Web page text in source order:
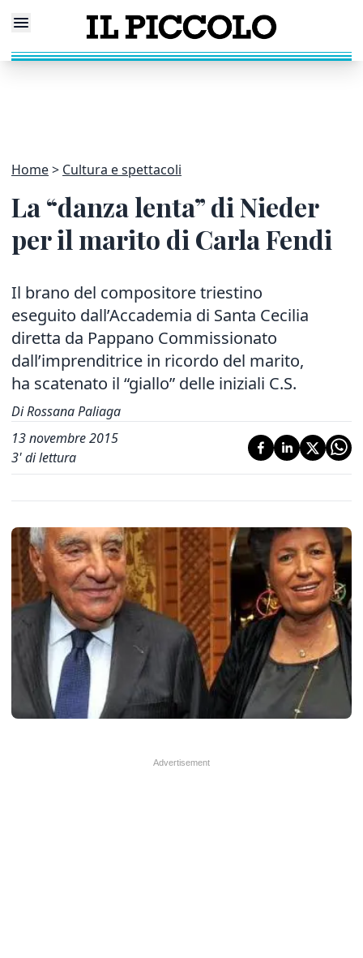
Home Cultura e spettacoli
La “danza lenta” di Nieder
per il marito di Carla Fendi
Il brano del compositore triestino
eseguito dall’Accademia di Santa Cecilia
diretta da Pappano Commissionato
dall’imprenditrice in ricordo del marito,
ha scatenato il “giallo” delle iniziali C.S.
Di Rossana Paliaga
13 novembre 2015
3' di lettura